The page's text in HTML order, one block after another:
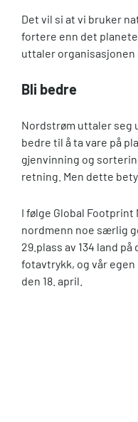
Det vil si at vi bruker
fortere enn det
uttaler organisasjonen
Bli bedre
Nordstrøm uttaler seg
bedre til å ta vare på
gjenvinning og
retning. Men dette
I følge Global
nordmenn noe særlig
29.plass av 134 land
fotavtrykk, og vår
den 18. april.